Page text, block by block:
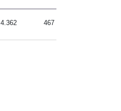
4.362 467